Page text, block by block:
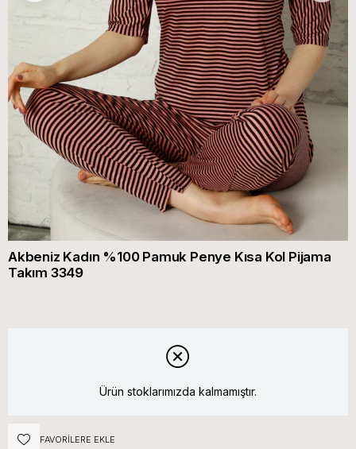
Akbeniz Kadın %100 Pamuk Penye Kısa Kol Pijama
Takım 3349
Ürün stoklarımızda kalmamıştır.
FAVORILERE EKLE